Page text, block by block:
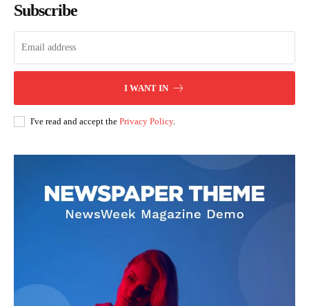
Subscribe
I WANT IN
I've read and accept the Privacy Policy.